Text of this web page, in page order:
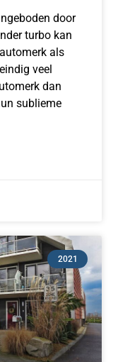
door
turbo kan
als
veel
dan
sublieme
2021